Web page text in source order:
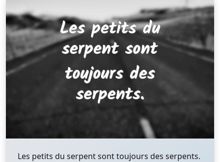
Les petits du serpent sont toujours des serpents.